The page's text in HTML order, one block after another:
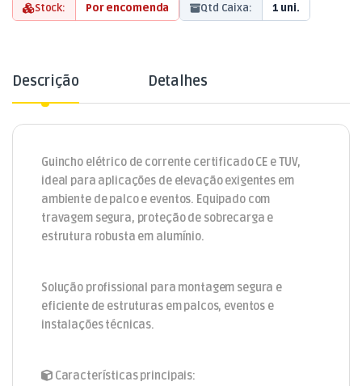
Stock: Por encomenda Qtd Caixa: 1 uni.
Descrição Detalhes
Guincho elétrico de corrente certificado CE e TUV,
ideal para aplicações de elevação exigentes em
ambiente de palco e eventos. Equipado com
travagem segura, proteção de sobrecarga e
estrutura robusta em alumínio.
Solução profissional para montagem segura e
eficiente de estruturas em palcos, eventos e
instalações técnicas.
Características principais: